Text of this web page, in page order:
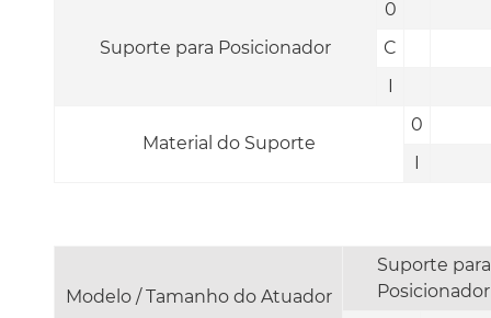
Suporte para Posicionador
0
C
I
Material do Suporte
0
I
Modelo / Tamanho do Atuador
Suporte para
Posicionador